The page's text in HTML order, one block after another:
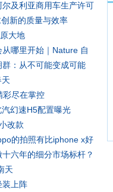
及利亚商用车生产许可
新的质量与效率
大地
哪里开始｜Nature 自
：从不可能变成可能
彩尽在掌控
汽幻速H5配置曝光
改款
的拍照有比iphone x好
六年的细分市场标杆？
天
装上阵